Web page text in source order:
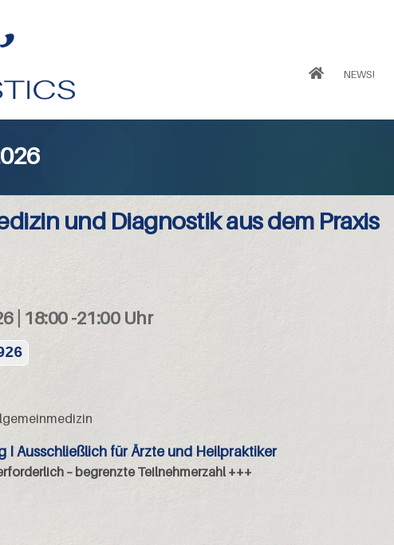
NEWS!
und Diagnostik aus dem Praxis
| 18:00 -21:00 Uhr
I Ausschließlich für Ärzte und Heilpraktiker
– begrenzte Teilnehmerzahl +++